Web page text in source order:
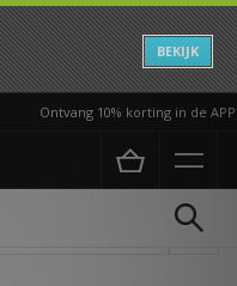
BEKIJK
Ontvang 10% korting in de APP*